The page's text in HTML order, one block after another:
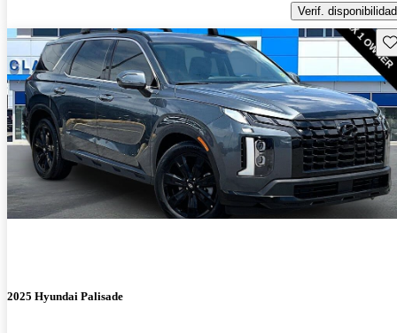
Verif. disponibilidad
2025 Hyundai Palisade